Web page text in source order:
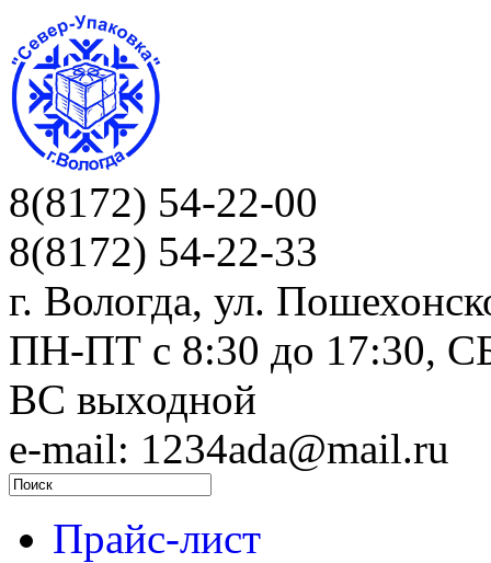
8(8172) 54-22-00
8(8172) 54-22-33
г. Вологда, ул.
ПН-ПТ c 8:30 до 17:30,
ВС выходной
e-mail: 1234ada@mail.ru
Прайс-лист